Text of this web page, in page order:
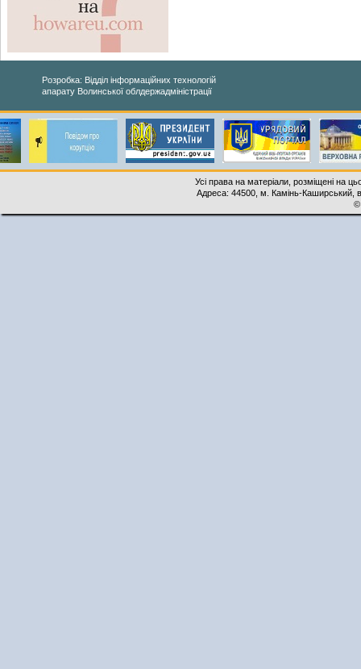
Розробка: Відділ інформаційних технологій
апарату Волинської облдержадміністрації
Усі права на матеріали, розміщені на
Адреса: 44500, м. Камінь-Каширський,
©